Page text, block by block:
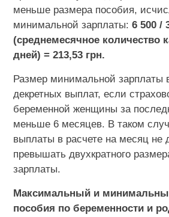
меньше размера пособия,
минимальной зарплаты: 6 500 /
(среднемесячное количество
дней) = 213,53 грн.
Размер минимальной зарплаты
декретных выплат, если
беременной женщины за
меньше 6 месяцев. В таком
выплаты в расчете на месяц не
превышать двухкратного
зарплаты.
Максимальный и
пособия по беременности и